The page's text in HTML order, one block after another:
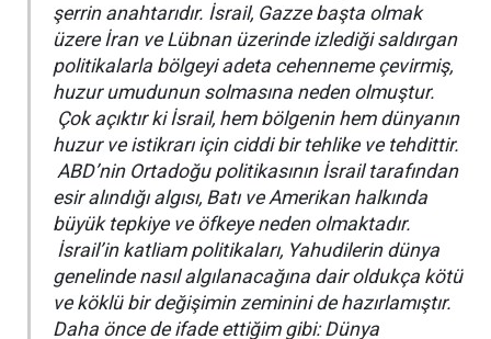
şerrin anahtarıdır. İsrail, Gazze başta olmak
üzere İran ve Lübnan üzerinde izlediği saldırgan
politikalarla bölgeyi adeta cehenneme çevirmiş,
huzur umudunun solmasına neden olmuştur.
Çok açıktır ki İsrail, hem bölgenin hem dünyanın
huzur ve istikrarı için ciddi bir tehlike ve tehdittir.
ABD’nin Ortadoğu politikasının İsrail tarafından
esir alındığı algısı, Batı ve Amerikan halkında
büyük tepkiye ve öfkeye neden olmaktadır.
İsrail’in katliam politikaları, Yahudilerin dünya
genelinde nasıl algılanacağına dair oldukça kötü
ve köklü bir değişimin zeminini de hazırlamıştır.
Daha önce de ifade ettiğim gibi: Dünya